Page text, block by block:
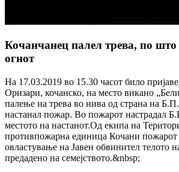
Кочанчанец палел трева, по што
огнот
На 17.03.2019 во 15.30 часот било
Оризари, кочанско, на место викано
палење на трева во нива од страна на
настанал пожар. Во пожарот настрадал
местото на настанот.Од екипа на
противпожарна единица Кочани пожарот
овластување на Јавен обвинител телото
предадено на семејството.&nbsp;